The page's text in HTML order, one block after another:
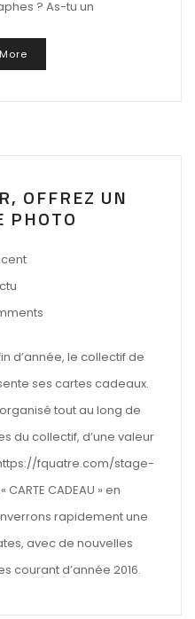
? As-tu un
OFFREZ UN
PHOTO
d’année, le collectif de
ses cartes cadeaux.
tout au long de
du collectif, d’une valeur
fquatre.com/stage-
CADEAU » en
rapidement une
avec de nouvelles
courant d’année 2016.